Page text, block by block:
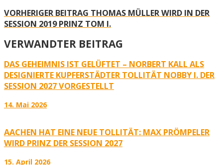
VORHERIGER BEITRAG THOMAS MÜLLER WIRD IN DER
SESSION 2019 PRINZ TOM I.
VERWANDTER BEITRAG
DAS GEHEIMNIS IST GELÜFTET – NORBERT KALL ALS
DESIGNIERTE KUPFERSTÄDTER TOLLITÄT NOBBY I. DER
SESSION 2027 VORGESTELLT
14. Mai 2026
AACHEN HAT EINE NEUE TOLLITÄT: MAX PRÖMPELER
WIRD PRINZ DER SESSION 2027
15. April 2026